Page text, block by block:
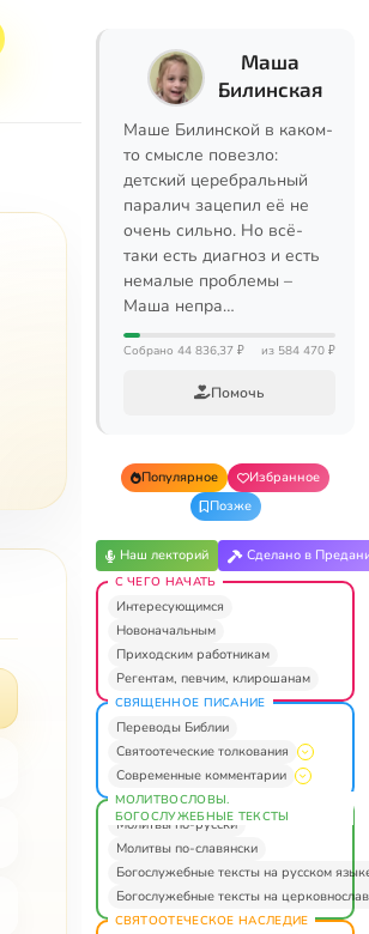
Маша
Билинская
Маше Билинской в каком-
то смысле повезло:
детский церебральный
паралич зацепил её не
очень сильно. Но всё-
таки есть диагноз и есть
немалые проблемы –
Маша непра…
Собрано 44 836,37 ₽ из 584 470 ₽
Помочь
Популярное
Избранное
Позже
Наш лекторий Сделано в
С ЧЕГО НАЧАТЬ
Интересующимся
Новоначальным
Приходским работникам
Регентам, певчим, клирошанам
СВЯЩЕННОЕ ПИСАНИЕ
Переводы Библии
Святоотеческие толкования
Современные комментарии
МОЛИТВОСЛОВЫ.
БОГОСЛУЖЕБНЫЕ ТЕКСТЫ
Молитвы по-русски
Молитвы по-славянски
Богослужебные тексты на русском
Богослужебные тексты на
СВЯТООТЕЧЕСКОЕ НАСЛЕДИЕ